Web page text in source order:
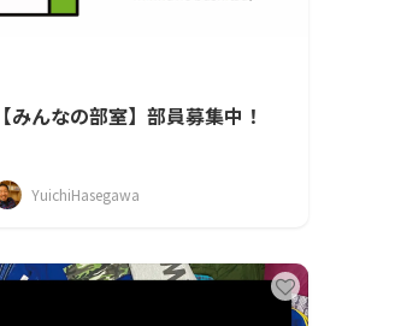
【みんなの部室】部員募集中！
YuichiHasegawa